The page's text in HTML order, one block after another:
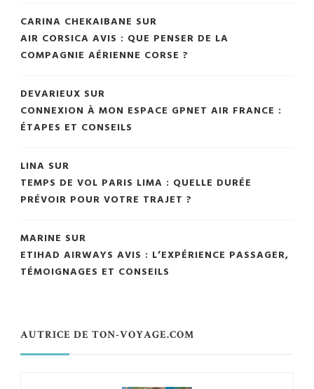
CARINA CHEKAIBANE SUR
AIR CORSICA AVIS : QUE PENSER DE LA
COMPAGNIE AÉRIENNE CORSE ?
DEVARIEUX SUR
CONNEXION À MON ESPACE GPNET AIR FRANCE :
ÉTAPES ET CONSEILS
LINA SUR
TEMPS DE VOL PARIS LIMA : QUELLE DURÉE
PRÉVOIR POUR VOTRE TRAJET ?
MARINE SUR
ETIHAD AIRWAYS AVIS : L’EXPÉRIENCE PASSAGER,
TÉMOIGNAGES ET CONSEILS
AUTRICE DE TON-VOYAGE.COM